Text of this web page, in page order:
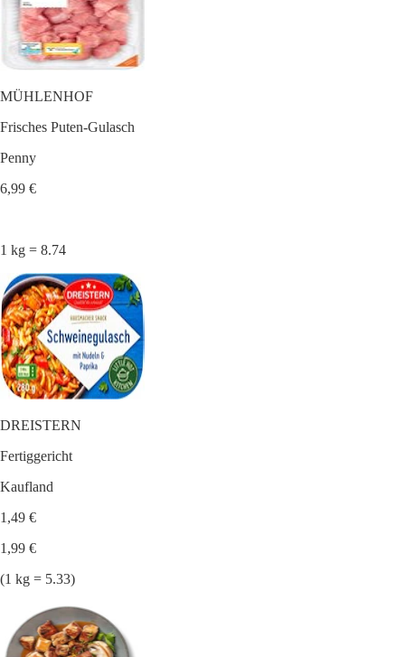
MÜHLENHOF
Frisches Puten-Gulasch
Penny
6,99 €
1 kg = 8.74
DREISTERN
Fertiggericht
Kaufland
1,49 €
1,99 €
(1 kg = 5.33)